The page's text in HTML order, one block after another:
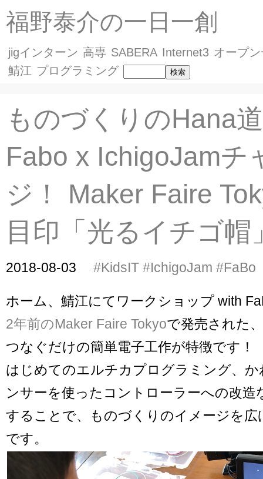
福野泰介の一日一創
jigインターン 高専 SABERA Internet3 オープ
鯖江 プログラミング
ものづくりのHana
Fabo x IchigoJamチ
ジ！ Maker Faire
目印「光るイチゴ帽
2018-08-03 #KidsIT #IchigoJam #FaBo
ホーム、鯖江にてワークショップ with
2年前のMaker Faire Tokyoで発売された、
つなぐだけの簡単電子工作が特徴です！
はじめてのエルチカプログラミング、
ンサーを使ったコントローラーへの改造
することで、ものづくりのイメージを広
です。